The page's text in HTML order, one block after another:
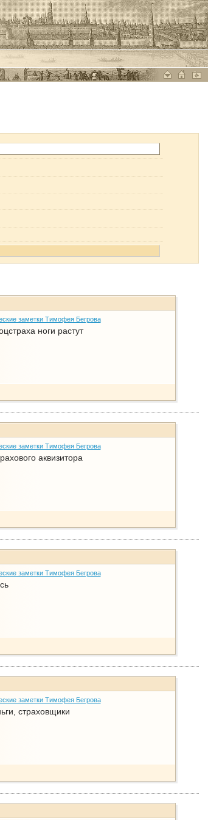
заметки Тимофея Бегрова
ноги растут
заметки Тимофея Бегрова
аквизитора
заметки Тимофея Бегрова
заметки Тимофея Бегрова
страховщики